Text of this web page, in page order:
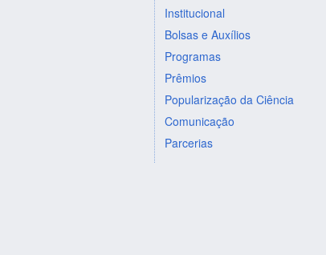
Institucional
Bolsas e Auxílios
Programas
Prêmios
Popularização da Ciência
Comunicação
Parcerias